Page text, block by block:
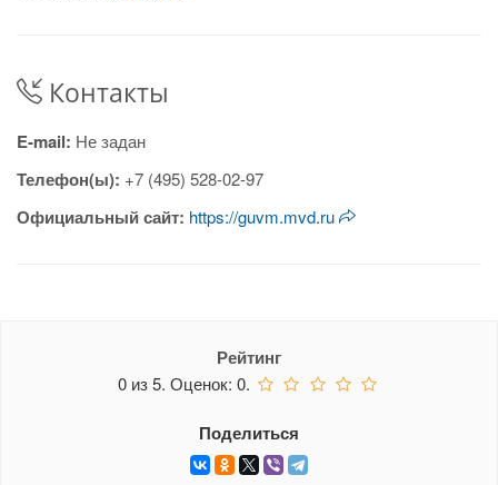
Контакты
E-mail: Не задан
Телефон(ы): +7 (495) 528-02-97
Официальный сайт: https://guvm.mvd.ru
Рейтинг
0 из5. Оценок:0.
Поделиться